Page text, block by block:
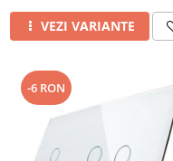
VEZI VARIANTE
-6 RON